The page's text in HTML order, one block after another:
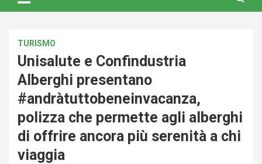
TURISMO
Unisalute e Confindustria
Alberghi presentano
#andràtuttobeneinvacanza,
polizza che permette agli alberghi
di offrire ancora più serenità a chi
viaggia